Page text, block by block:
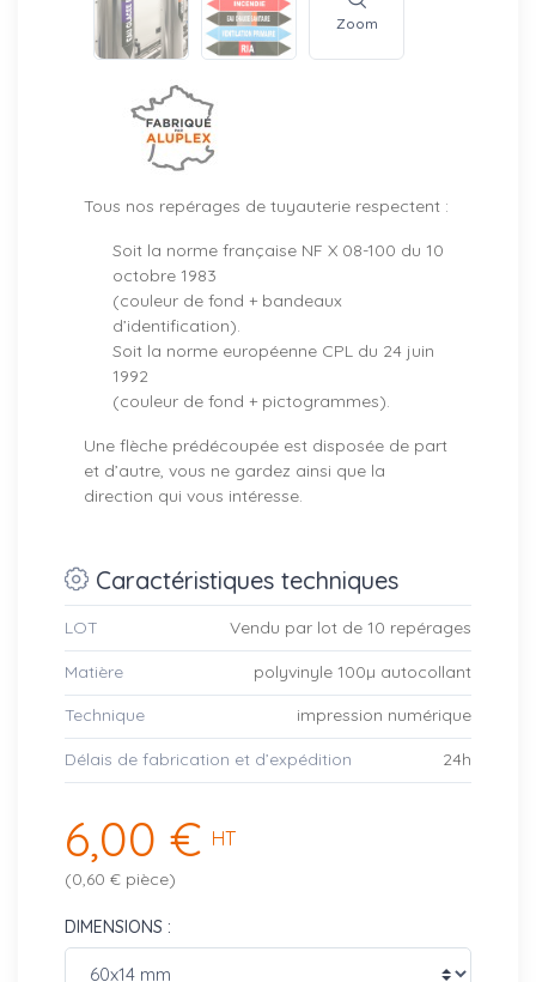
Zoom
Tous nos repérages de tuyauterie respectent :
Soit la norme française NF X 08-100 du 10
octobre 1983
(couleur de fond + bandeaux
d’identification).
Soit la norme européenne CPL du 24 juin
1992
(couleur de fond + pictogrammes).
Une flèche prédécoupée est disposée de part
et d’autre, vous ne gardez ainsi que la
direction qui vous intéresse.
Caractéristiques techniques
LOT Vendu par lot de 10 repérages
Matière polyvinyle 100µ autocollant
Technique impression numérique
Délais de fabrication et d’expédition 24h
6,00 € HT
(0,60 € pièce)
DIMENSIONS :